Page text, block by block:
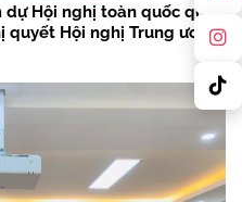
Hội nghị toàn quốc quán
quyết Hội nghị Trung ương